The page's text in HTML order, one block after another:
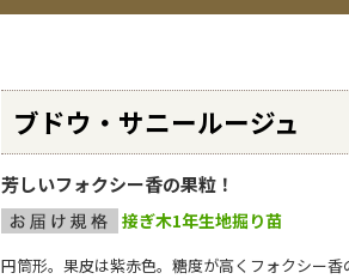
ブドウ・サニールージュ
芳しいフォクシー香の果粒！
接ぎ木1年生地掘り苗
円筒形。果皮は紫赤色。糖度が高くフォクシー